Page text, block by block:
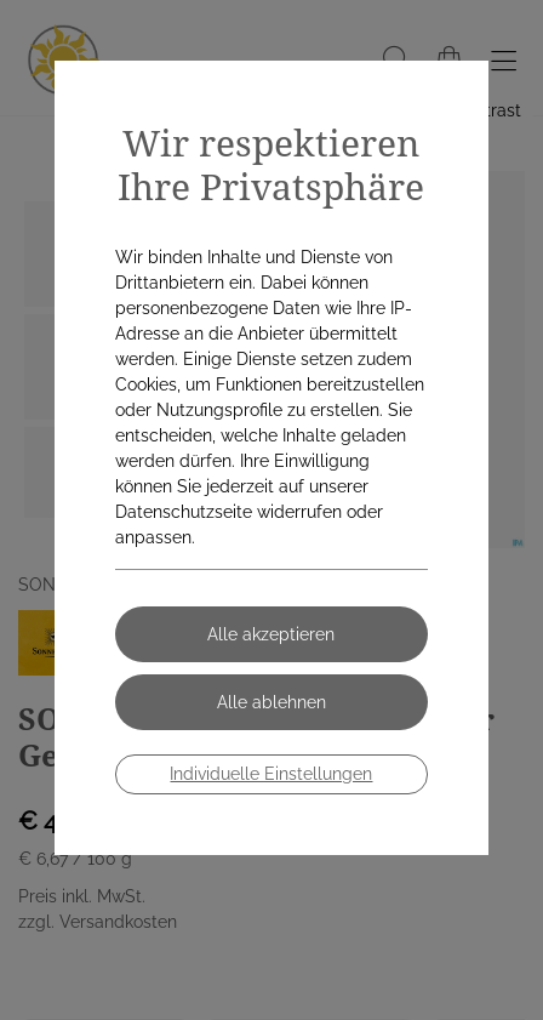
Hoher Kontrast
SONNENTOR KRAEUTERHANDELSGMBH
SONNENTOR Bio Leos Liptauer
Gewürz 00978 60g
€ 4,00
€ 6,67 / 100 g
Preis inkl. MwSt.
zzgl. Versandkosten
Wir respektieren
Ihre Privatsphäre
Wir binden Inhalte und Dienste von
Drittanbietern ein. Dabei können
personenbezogene Daten wie Ihre IP-
Adresse an die Anbieter übermittelt
werden. Einige Dienste setzen zudem
Cookies, um Funktionen bereitzustellen
oder Nutzungsprofile zu erstellen. Sie
entscheiden, welche Inhalte geladen
werden dürfen. Ihre Einwilligung
können Sie jederzeit auf unserer
Datenschutzseite widerrufen oder
anpassen.
Individuelle Einstellungen